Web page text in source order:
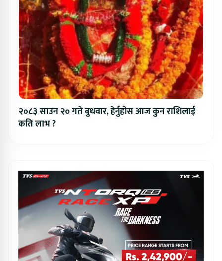
२०८३ साउन २० गते बुधवार, हेर्नुहोस आज कुन राशिलाई
कति लाभ ?